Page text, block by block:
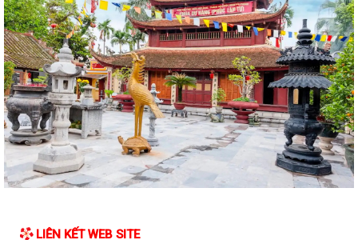
HỘI NGHỊ BỒI DƯỠNG, TẬP HUẤN LÝ LUẬN CHÍNH TRỊ HÈ NĂM 2026
CHO ĐỘI NGŨ CÁN BỘ QUẢN LÝ, GIÁO VIÊN...
PHƯỜNG BẠCH ĐẰNG THAM DỰ HỘI NGHỊ TẬP HUẤN TRIỂN KHAI THỦ
TỤC HÀNH CHÍNH CỦA ĐẢNG TRÊN MÔI TRƯỜNG...
ĐẢNG BỘ PHƯỜNG BẠCH ĐẰNG: TĂNG CƯỜNG CÔNG TÁC KIỂM TRA,
GIÁM SÁT VÀ KỶ LUẬT CỦA ĐẢNG TRONG 6 THÁNG...
ĐẢNG ỦY PHƯỜNG BẠCH ĐẰNG THAM DỰ HỘI NGHỊ TRỰC TUYẾN SƠ
KẾT CÔNG TÁC BÁO CÁO VIÊN THÁNG 7 NĂM 2026
LIÊN KẾT WEB SITE